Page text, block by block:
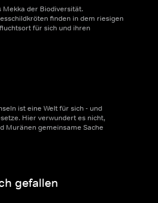
Mekka der Biodiversität.
finden in dem riesigen
für sich und ihren
ist eine Welt für sich - und
Hier verwundert es nicht,
Muränen gemeinsame Sache
gefallen